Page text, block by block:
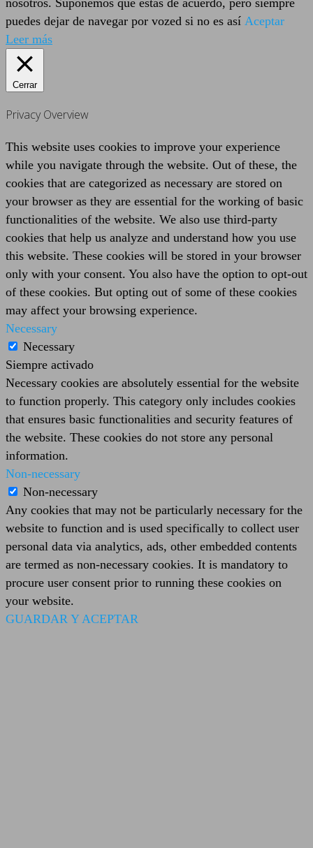
nosotros. Suponemos que estás de acuerdo, pero siempre
puedes dejar de navegar por vozed si no es así Aceptar
Leer más
Cerrar
Privacy Overview
This website uses cookies to improve your experience
while you navigate through the website. Out of these, the
cookies that are categorized as necessary are stored on
your browser as they are essential for the working of basic
functionalities of the website. We also use third-party
cookies that help us analyze and understand how you use
this website. These cookies will be stored in your browser
only with your consent. You also have the option to opt-out
of these cookies. But opting out of some of these cookies
may affect your browsing experience.
Necessary
Necessary
Siempre activado
Necessary cookies are absolutely essential for the website
to function properly. This category only includes cookies
that ensures basic functionalities and security features of
the website. These cookies do not store any personal
information.
Non-necessary
Non-necessary
Any cookies that may not be particularly necessary for the
website to function and is used specifically to collect user
personal data via analytics, ads, other embedded contents
are termed as non-necessary cookies. It is mandatory to
procure user consent prior to running these cookies on
your website.
GUARDAR Y ACEPTAR